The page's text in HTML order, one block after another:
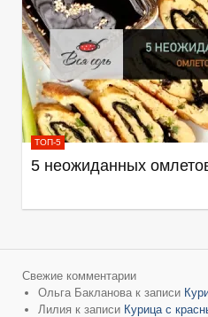
ТОП-5
5 неожиданных
Свежие комментарии
Ольга Бакланова к записи
Лилия к записи Курица с